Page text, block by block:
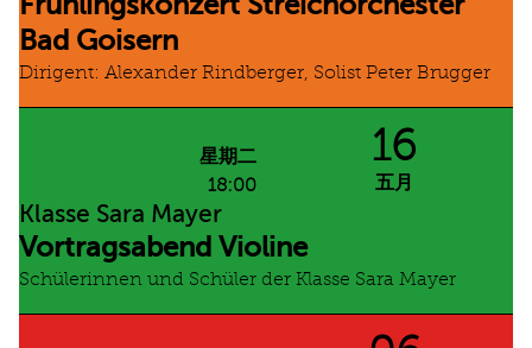
Bad Goisern
Dirigent: Alexander Rindberger, Solist Peter Brugger
星期二
18:00
16
五月
Klasse Sara Mayer
Vortragsabend Violine
Schülerinnen und Schüler der Klasse Sara Mayer